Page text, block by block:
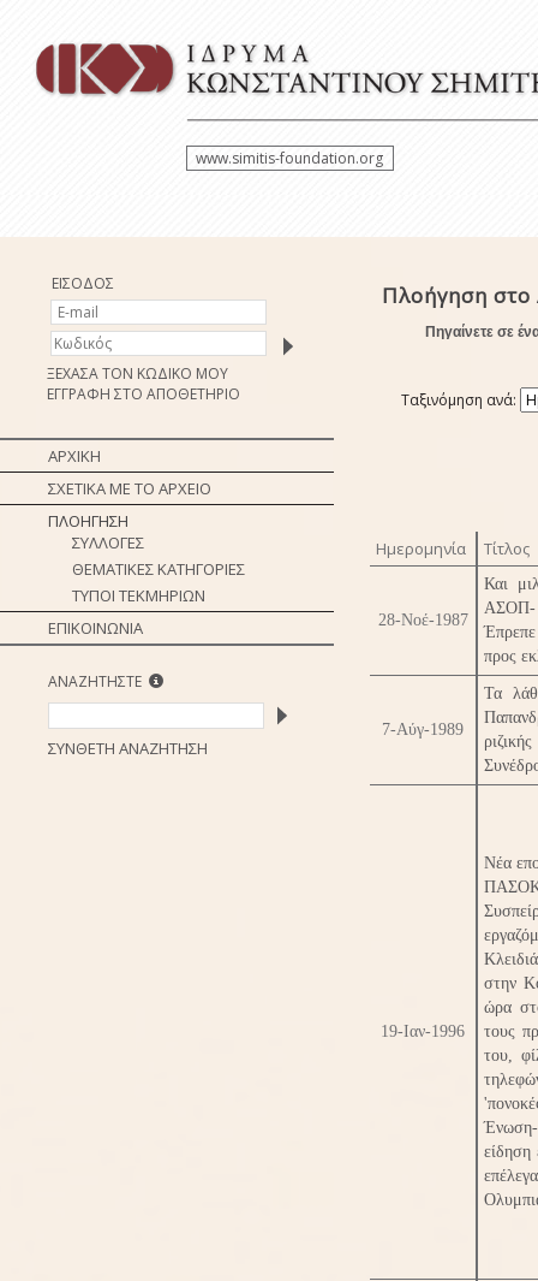
www.simitis-foundation.org
ΕΙΣΟΔΟΣ
ΞΕΧΑΣΑ ΤΟΝ ΚΩΔΙΚΟ ΜΟΥ
ΕΓΓΡΑΦΗ ΣΤΟ ΑΠΟΘΕΤΗΡΙΟ
ΑΡΧΙΚΗ
ΣΧΕΤΙΚΑ ΜΕ ΤΟ ΑΡΧΕΙΟ
ΠΛΟΗΓΗΣΗ
ΣΥΛΛΟΓΕΣ
ΘΕΜΑΤΙΚΕΣ ΚΑΤΗΓΟΡΙΕΣ
ΤΥΠΟΙ ΤΕΚΜΗΡΙΩΝ
ΕΠΙΚΟΙΝΩΝΙΑ
ΑΝΑΖΗΤΗΣΤΕ
ΣΥΝΘΕΤΗ ΑΝΑΖΗΤΗΣΗ
Πλοήγηση
Πηγαίνετε σε
Ταξινόμηση ανά:
Ημερομηνία Τίτλος
28-Νοέ-1987
Και
ΑΣΟΠ-
προς
7-Αύγ-1989
Τα
19-Ιαν-1996
Νέα
στην
ώρα
τους
του,
Ένωση-
είδηση